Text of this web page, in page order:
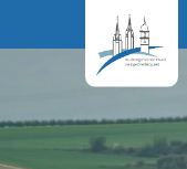
Zum Inhalt springen